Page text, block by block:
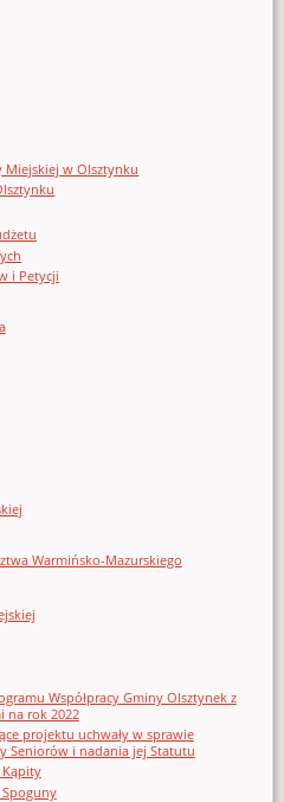
Miejskiej w Olsztynku
i Petycji
Warmińsko-Mazurskiego
Współpracy Gminy Olsztynek z
na rok 2022
projektu uchwały w sprawie
Seniorów i nadania jej Statutu